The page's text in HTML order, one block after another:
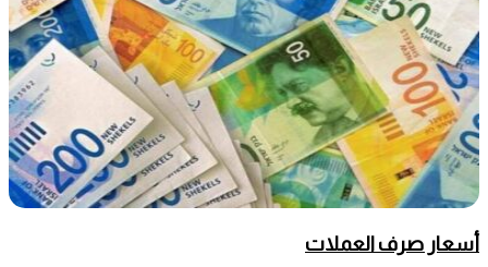
أسعار صرف العملات